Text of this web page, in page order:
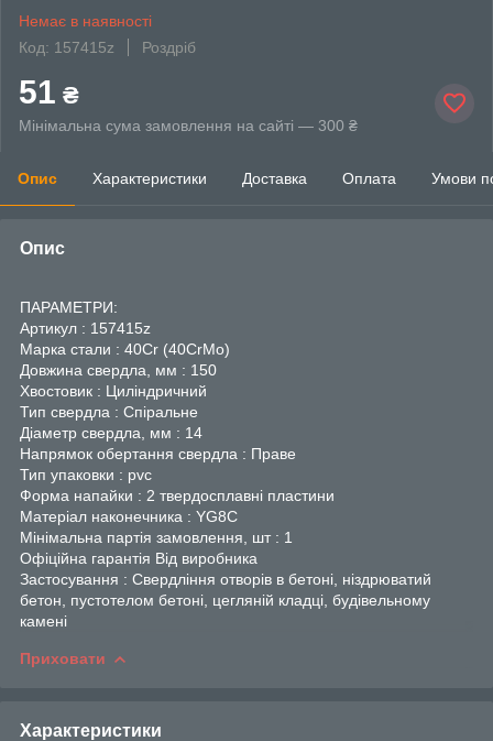
Немає в наявності
Код: 157415z
Роздріб
51 ₴
Мінімальна сума замовлення на сайті — 300 ₴
Опис Характеристики Доставка Оплата Умови
Опис
ПАРАМЕТРИ:
Артикул : 157415z
Марка стали : 40Cr (40CrMo)
Довжина свердла, мм : 150
Хвостовик : Циліндричний
Тип свердла : Спіральне
Діаметр свердла, мм : 14
Напрямок обертання свердла : Праве
Тип упаковки : pvc
Форма напайки : 2 твердосплавні пластини
Матеріал наконечника : YG8C
Мінімальна партія замовлення, шт : 1
Офіційна гарантія Від виробника
Застосування : Свердління отворів в бетоні, ніздрюватий
бетон, пустотелом бетоні, цегляній кладці, будівельному
камені
Приховати
Характеристики